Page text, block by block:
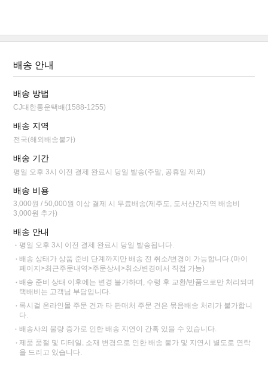
배송 안내
배송 방법
CJ대한통운택배(1588-1255)
배송 지역
전국(해외배송불가)
배송 기간
평일 오후 3시 이전 결제 완료시 당일 발송(주말, 공휴일 제외)
배송 비용
3,000원 / 50,000원 이상 결제 시 무료배송(제주도, 도서산간지역 배송비
3,000원 추가)
배송 안내
평일 오후 3시 이전 결제 완료시 당일 발송됩니다.
배송 상태가 상품 준비 단계까지만 배송 전 취소/변경이 가능합니다.(마이
페이지>최근주문내역>주문상세>취소/변경에서 직접 가능)
배송 준비 상태 이후에는 변경 불가하며, 수령 후 교환/반품으로만 처리되며
택배비는 고객님 부담입니다.
록시걸 온라인몰 주문 건과 타 판매처 주문 건은 묶음배송 처리가 불가합니
다.
배송사의 물량 증가로 인한 배송 지연이 간혹 있을 수 있습니다.
제품 품절 및 디테일, 소재 변경으로 인한 배송 불가 및 지연시 별도로 연락
을 드리고 있습니다.